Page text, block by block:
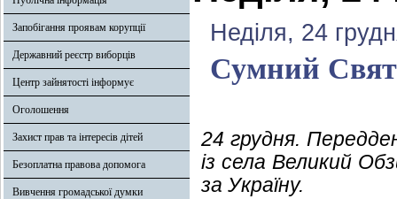
Запобігання проявам корупції
Державний реєстр виборців
Центр зайнятості інформує
Оголошення
Захист прав та інтересів дітей
Безоплатна правова допомога
Вивчення громадської думки
Неділя, 24
Сумний
24 грудня.
із села Великий
за Україну.